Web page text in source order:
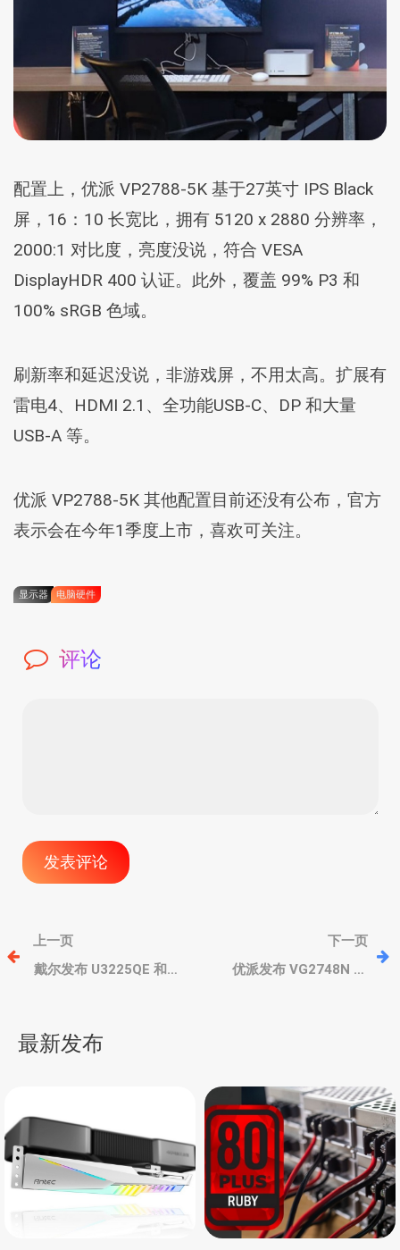
配置上，优派 VP2788-5K 基于27英寸 IPS Black
屏，16：10 长宽比，拥有 5120 x 2880 分辨率，
2000:1 对比度，亮度没说，符合 VESA
DisplayHDR 400 认证。此外，覆盖 99% P3 和
100% sRGB 色域。
刷新率和延迟没说，非游戏屏，不用太高。扩展有
雷电4、HDMI 2.1、全功能USB-C、DP 和大量
USB-A 等。
优派 VP2788-5K 其他配置目前还没有公布，官方
表示会在今年1季度上市，喜欢可关注。
显示器 电脑硬件
评论
文
章
航
上一页
戴尔发布 U3225QE 和
下一页
优派发布 VG2748N 和
最新发布